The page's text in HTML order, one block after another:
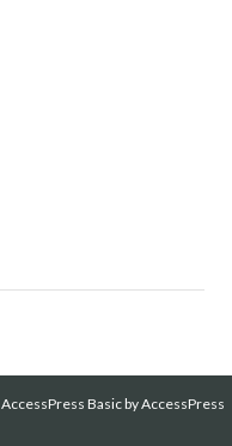
AccessPress Basicby AccessPress